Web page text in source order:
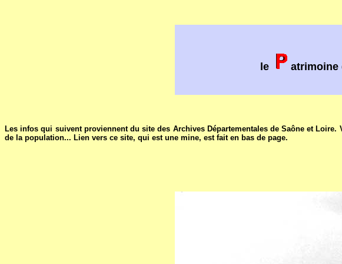
le atrimoine
Les infos qui suivent proviennent du site des Archives Départementales de Saône et
de la population... Lien vers ce site, qui est une mine, est fait en bas de page.